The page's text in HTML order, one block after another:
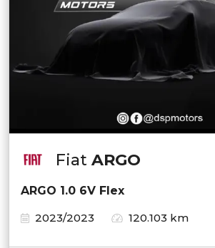
Fiat ARGO
ARGO 1.0 6V Flex
2023/2023
120.103 km